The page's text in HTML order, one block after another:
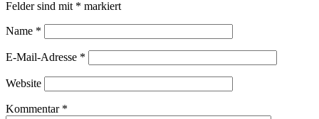
Felder sind mit * markiert
Name *
E-Mail-Adresse *
Website
Kommentar *